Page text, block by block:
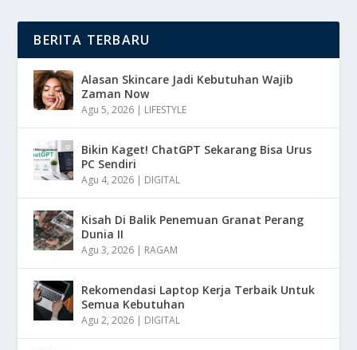
BERITA TERBARU
Alasan Skincare Jadi Kebutuhan Wajib
Zaman Now
Agu 5, 2026 | LIFESTYLE
Bikin Kaget! ChatGPT Sekarang Bisa Urus
PC Sendiri
Agu 4, 2026 | DIGITAL
Kisah Di Balik Penemuan Granat Perang
Dunia II
Agu 3, 2026 | RAGAM
Rekomendasi Laptop Kerja Terbaik Untuk
Semua Kebutuhan
Agu 2, 2026 | DIGITAL